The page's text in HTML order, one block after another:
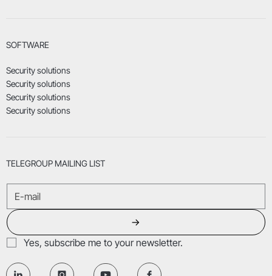
SOFTWARE
Security solutions
Security solutions
Security solutions
Security solutions
TELEGROUP MAILING LIST
→
Yes, subscribe me to your newsletter.